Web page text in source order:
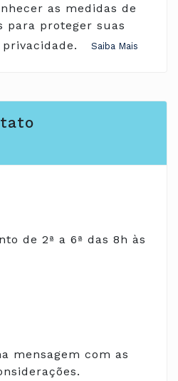
as medidas de
para proteger suas
de 2ª a 6ª das 8h às
mensagem com as